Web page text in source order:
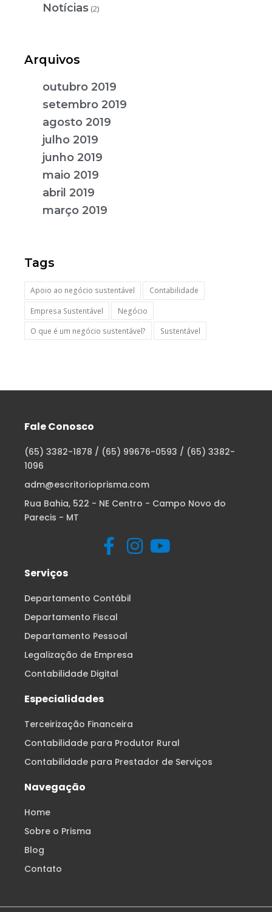
Notícias (2)
Arquivos
outubro 2019
setembro 2019
agosto 2019
julho 2019
junho 2019
maio 2019
abril 2019
março 2019
Tags
Apoio ao negócio sustentável
Contabilidade
Empresa Sustentável
Negócio
O que é um negócio sustentável?
Sustentável
Fale Conosco
(65) 3382-1878 / (65) 99676-0593 / (65) 3382-
1096
adm@escritorioprisma.com
Rua Bahia, 522 - NE Centro - Campo Novo do
Parecis - MT
Serviços
Departamento Contábil
Departamento Fiscal
Departamento Pessoal
Legalização de Empresa
Contabilidade Digital
Especialidades
Terceirização Financeira
Contabilidade para Produtor Rural
Contabilidade para Prestador de Serviços
Navegação
Home
Sobre o Prisma
Blog
Contato